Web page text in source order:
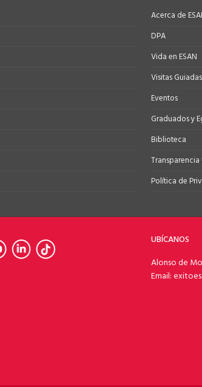
Acerca de
DPA
Vida en ESAN
Visitas Guiadas
Eventos
Graduados y
Biblioteca
Política de
UBÍCANOS
Alonso de
Email: